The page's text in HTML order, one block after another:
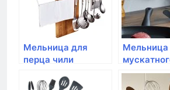
Мельница для
перца чили
см
Мельница
Tescoma,